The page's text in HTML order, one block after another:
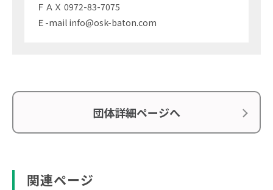
ＦＡＸ 0972-83-7075
Ｅ-mail info@osk-baton.com
団体詳細ページへ
関連ページ